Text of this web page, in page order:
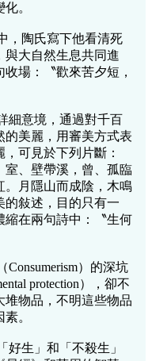
。
，陶氏寫下他看清死
與大自然生息共同進
場：〝歡來苦夕短，
細意境，通過對千百
的美麗，用審美方式表
可見於下列片斷：
室、壁帶溪，曾、孤臨
。月隱山而成陰，木鳴
的敍述，目的只有一
縮在兩句詩中：〝生何
）的深坑
protection），卻不
堆物品，不明這些物品
。
生」和「不殺生」